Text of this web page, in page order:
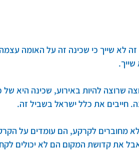
שייך כי שכינה זה על האומה
שרוצה להיות באירוע, שכינה היא
חייבים את כלל ישראל בשביל זה.
מחוברים לקרקע, הם עומדים על
את קדושת המקום הם לא יכולים